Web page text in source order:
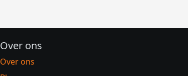
Over ons
Over ons